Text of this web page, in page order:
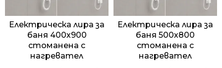
Електрическа лира за
баня 400х900
стоманена с
нагревател
Електрическа лира за
баня 500х800
стоманена с
нагревател